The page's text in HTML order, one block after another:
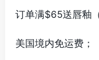
订单满$65送唇釉
美国境内免运费；